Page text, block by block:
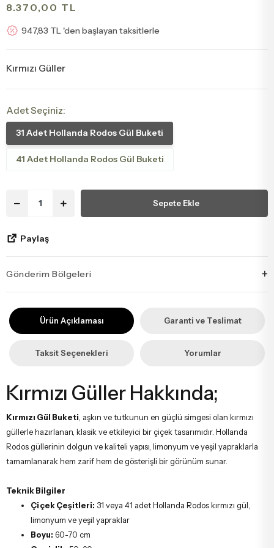
Tebrik - Terfi Çiçekleri
Hoş Geldin Bebek Çiçekleri
Özür Çiçekleri
Papatya Ve Kır Buketleri
Peluş Ayıcık Ve Gül Buketi
Gelin Buketleri
8.370,00 TL
947,83 TL 'den başlayan taksitlerle
Kırmızı Güller
Adet Seçiniz:
31 Adet Hollanda Rodos Gül Buketi
41 Adet Hollanda Rodos Gül Buketi
Sepete Ekle
Paylaş
Gönderim Bölgeleri +
yapıyoruz. Sevdiklerinize ulaştırmak istediğiniz çiçekler, özenle
hazırlanarak İstanbul’un her noktasına güvenle teslim edilir.
Ürün Açıklaması Garanti ve Teslimat
Taksit Seçenekleri Yorumlar
Kırmızı Güller Hakkında;
Kırmızı Gül Buketi , aşkın ve tutkunun en güçlü simgesi olan kırmızı
güllerle hazırlanan, klasik ve etkileyici bir çiçek tasarımıdır. Hollanda
Rodos güllerinin dolgun ve kaliteli yapısı, limonyum ve yeşil yapraklarla
tamamlanarak hem zarif hem de gösterişli bir görünüm sunar.
Teknik Bilgiler
Çiçek Çeşitleri: 31 veya 41 adet Hollanda Rodos kırmızı gül,
limonyum ve yeşil yapraklar
Boyu: 60-70 cm